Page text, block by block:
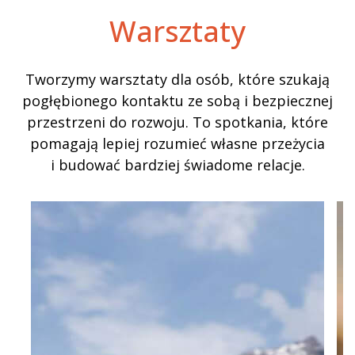
Warsztaty
Tworzymy warsztaty dla osób, które szukają
pogłębionego kontaktu ze sobą i bezpiecznej
przestrzeni do rozwoju. To spotkania, które
pomagają lepiej rozumieć własne przeżycia
i budować bardziej świadome relacje.